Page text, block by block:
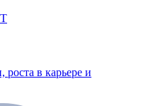
в карьере и